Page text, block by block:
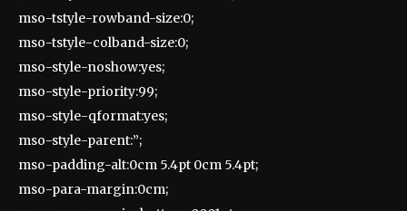
mso-tstyle-rowband-size:0;
mso-tstyle-colband-size:0;
mso-style-noshow:yes;
mso-style-priority:99;
mso-style-qformat:yes;
mso-style-parent:”;
mso-padding-alt:0cm 5.4pt 0cm 5.4pt;
mso-para-margin:0cm;